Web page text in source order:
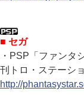
■ セガ
・PSP「ファンタ
刊トロ・ステーシ
http://